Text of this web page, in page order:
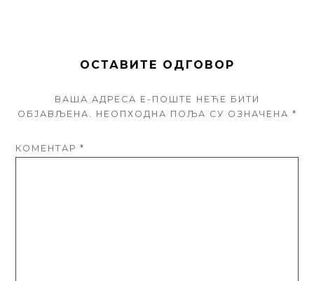
ОСТАВИТЕ ОДГОВОР
ВАША АДРЕСА Е-ПОШТЕ НЕЋЕ БИТИ
ОБЈАВЉЕНА. НЕОПХОДНА ПОЉА СУ ОЗНАЧЕНА *
КОМЕНТАР*